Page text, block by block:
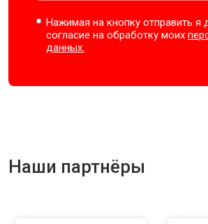
Нажимая на кнопку отправить я
согласие на обработку моих
данных.
Наши партнёры